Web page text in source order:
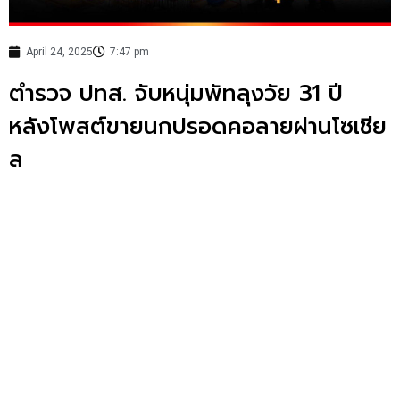
April 24, 2025 7:47 pm
ตำรวจ ปทส. จับหนุ่มพัทลุงวัย 31 ปี
หลังโพสต์ขายนกปรอดคอลายผ่านโซเชีย
ล